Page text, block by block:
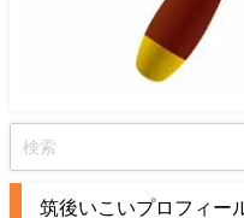
筑後いこいプロフィー